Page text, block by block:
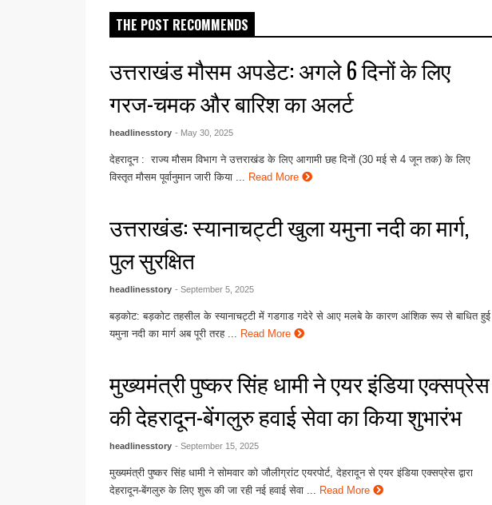
THE POST RECOMMENDS
उत्तराखंड मौसम अपडेट: अगले 6 दिनों के लिए
गरज-चमक और बारिश का अलर्ट
headlinesstory - May 30, 2025
देहरादून : राज्य मौसम विभाग ने उत्तराखंड के लिए आगामी छह दिनों (30 मई से 4 जून तक) के लिए
विस्तृत मौसम पूर्वानुमान जारी किया ... Read More
उत्तराखंड: स्यानाचट्टी खुला यमुना नदी का मार्ग,
पुल सुरक्षित
headlinesstory - September 5, 2025
​बड़कोट: बड़कोट तहसील के स्यानाचट्टी में गडगाड गदेरे से आए मलबे के कारण आंशिक रूप से बाधित हुई
यमुना नदी का मार्ग अब पूरी तरह ... Read More
मुख्यमंत्री पुष्कर सिंह धामी ने एयर इंडिया एक्सप्रेस
की देहरादून-बेंगलुरु हवाई सेवा का किया शुभारंभ
headlinesstory - September 15, 2025
मुख्यमंत्री पुष्कर सिंह धामी ने सोमवार को जौलीग्रांट एयरपोर्ट, देहरादून से एयर इंडिया एक्सप्रेस द्वारा
देहरादून-बेंगलुरु के लिए शुरू की जा रही नई हवाई सेवा ... Read More